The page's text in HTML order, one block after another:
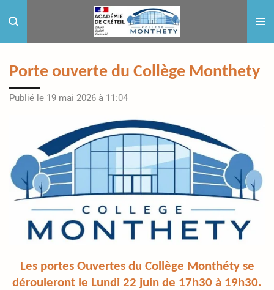
au
contenu
Porte ouverte du Collège Monthety
Publié le 19 mai 2026 à 11:04
Les portes Ouvertes du Collège Monthéty se
dérouleront le Lundi 22 juin de 17h30 à 19h30.